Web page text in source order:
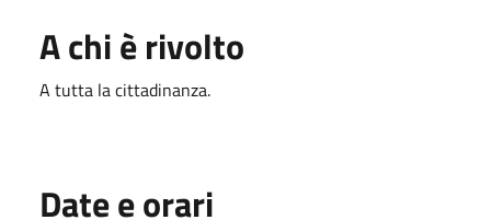
A chi è rivolto
A tutta la cittadinanza.
Date e orari